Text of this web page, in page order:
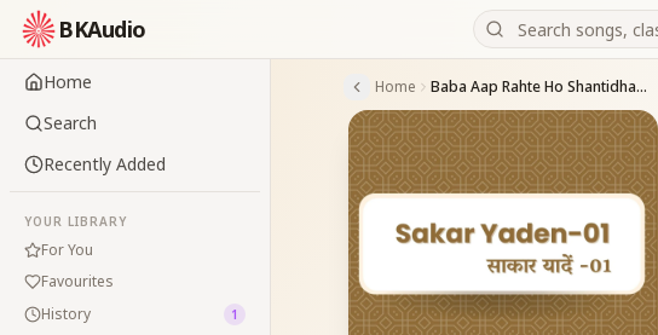
BKAudio
Home
Search
Recently Added
YOUR LIBRARY
For You
Favourites
History
1
Home Baba Aap Rahte Ho Shantidham